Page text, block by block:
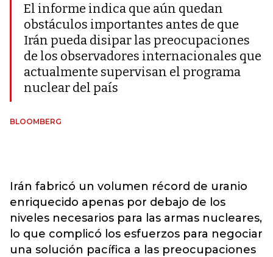
El informe indica que aún quedan
obstáculos importantes antes de que
Irán pueda disipar las preocupaciones
de los observadores internacionales que
actualmente supervisan el programa
nuclear del país
BLOOMBERG
Irán fabricó un volumen récord de uranio
enriquecido apenas por debajo de los
niveles necesarios para las armas nucleares,
lo que complicó los esfuerzos para negociar
una solución pacífica a las preocupaciones